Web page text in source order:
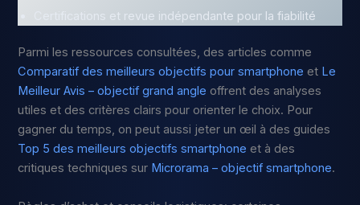
Certifications et revue indépendante pour la fiabilité
Parmi les ressources consultées, des articles comme
Comparatif des meilleurs objectifs pour smartphone et Le
Meilleur Avis – objectif grand angle offrent des analyses
utiles et des critères clairs pour orienter le choix. Pour
gagner du temps, on peut aussi jeter un œil à des guides
Top 5 des meilleurs objectifs smartphone et à des
critiques techniques sur Microrama – objectif smartphone.